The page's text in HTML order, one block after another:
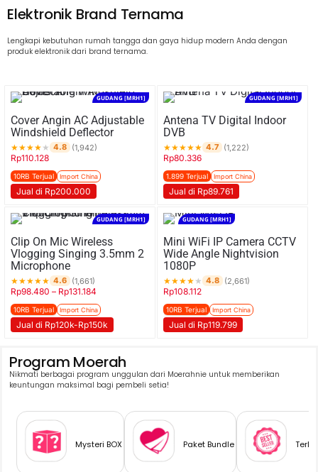
Elektronik Brand Ternama
Lengkapi kebutuhan rumah tangga dan gaya hidup modern Anda dengan
produk elektronik dari brand ternama.
GUDANG [MRH1]
Cover Angin AC Adjustable
Windshield Deflector
★★★★ ★ 4.8 (1,942)
Rp110.128
10RB Terjual Import China
Jual di Rp200.000
GUDANG [MRH1]
Antena TV Digital Indoor
DVB
★★★★★ 4.7 (1,222)
Rp80.336
1.899 Terjual Import China
Jual di Rp89.761
GUDANG [MRH1]
Clip On Mic Wireless
Vlogging Singing 3.5mm 2
Microphone
★★★★★ 4.6 (1,661)
Rp98.480 – Rp131.184
10RB Terjual Import China
Jual di Rp120k-Rp150k
GUDANG [MRH1]
Mini WiFi IP Camera CCTV
Wide Angle Nightvision
1080P
★★★★ ★ 4.8 (2,661)
Rp108.112
10RB Terjual Import China
Jual di Rp119.799
Program Moerah
Nikmati berbagai program unggulan dari Moerahnie untuk memberikan
keuntungan maksimal bagi pembeli setia!
Mysteri BOX Paket Bundle